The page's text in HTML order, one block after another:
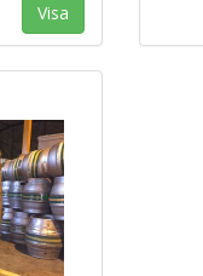
Visa